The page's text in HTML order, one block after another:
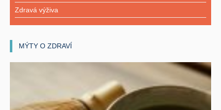
Zdravá výživa
MÝTY O ZDRAVÍ